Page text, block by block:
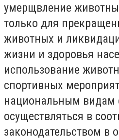
умерщвление
только для
животных и
жизни и здоровья
использование
спортивных
национальным видам
осуществляться в
законодательством в